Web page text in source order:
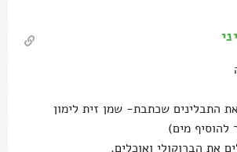
התבלינים שכתבת- שמן זית לימון
להוסיף מים)
את הברוקולי ואוכלים.